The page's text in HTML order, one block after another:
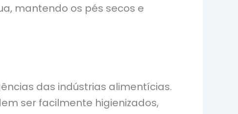
mantendo os pés secos e
das indústrias alimentícias.
ser facilmente higienizados,